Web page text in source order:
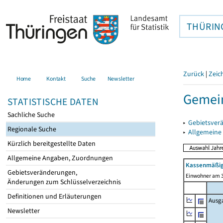
Home Kontakt Suche Newsletter
STATISTISCHE DATEN
Sachliche Suche
Regionale Suche
Kürzlich bereitgestellte Daten
Allgemeine Angaben, Zuordnungen
Gebietsveränderungen,
Änderungen zum Schlüsselverzeichnis
Definitionen und Erläuterungen
Newsletter
Zurück |
▸
▸
Einwohner am